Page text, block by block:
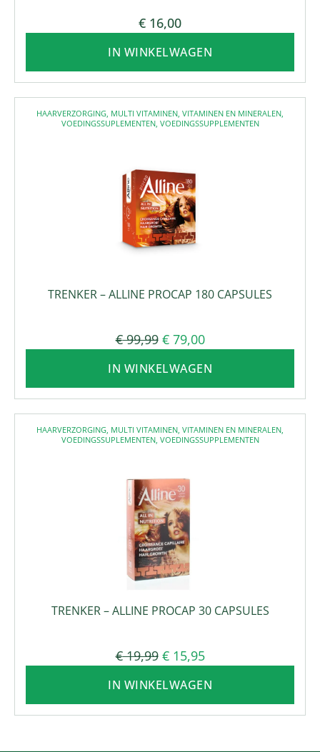
€ 16,00
IN WINKELWAGEN
HAARVERZORGING MULTI VITAMINEN VITAMINEN EN MINERALEN
VOEDINGSSUPLEMENTEN, VOEDINGSSUPPLEMENTEN
TRENKER – ALLINE PROCAP 180 CAPSULES
€99,99 €79,00
IN WINKELWAGEN
HAARVERZORGING MULTI VITAMINEN VITAMINEN EN MINERALEN
VOEDINGSSUPLEMENTEN, VOEDINGSSUPPLEMENTEN
TRENKER – ALLINE PROCAP 30 CAPSULES
€19,99 €15,95
IN WINKELWAGEN